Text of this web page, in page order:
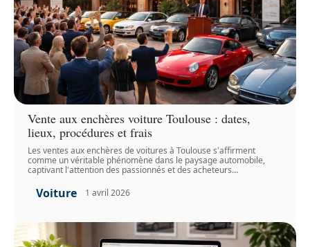
Vente aux enchères voiture Toulouse : dates,
lieux, procédures et frais
Les ventes aux enchères de voitures à Toulouse s'affirment
comme un véritable phénomène dans le paysage automobile,
captivant l'attention des passionnés et des acheteurs…
Voiture 1 avril 2026